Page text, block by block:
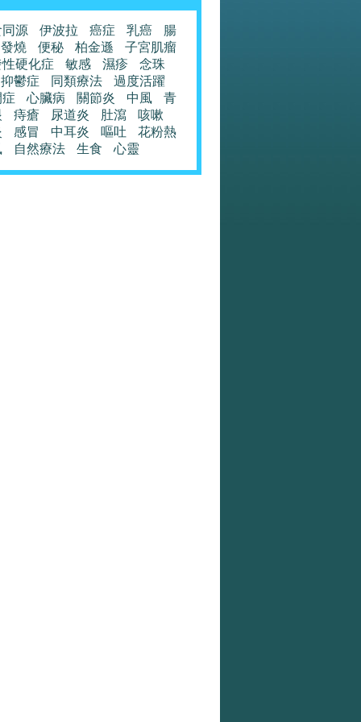
源 伊波拉 癌症 乳癌
腸
發燒
便秘 柏金遜
子宮肌瘤
硬化症
敏感 濕疹
念珠
抑鬱症
同類療法
過度活躍
心臟病 關節炎 中風
青
痔瘡 尿道炎 肚瀉
咳嗽
感冒 中耳炎 嘔吐
花粉熱
自然療法 生食 心靈